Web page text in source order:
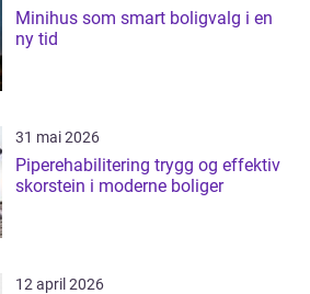
Minihus som smart boligvalg i en
ny tid
31 mai 2026
Piperehabilitering trygg og effektiv
skorstein i moderne boliger
12 april 2026